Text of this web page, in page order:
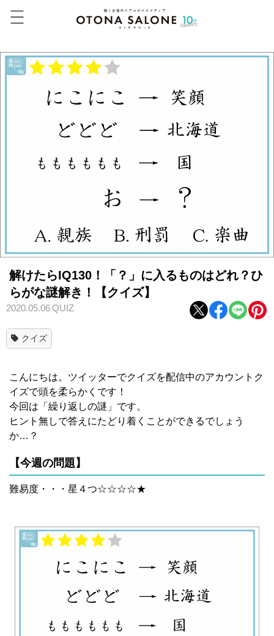
解けたらIQ130！「？」に入るものはどれ？ひ
らがな謎解き！【クイズ】
2020.05.06QUIZ
クイズ
こんにちは。ツイッターでクイズを配信中のアカウントク
イズで頭を柔らかくです！
今回は「繰り返しの謎」です。
ヒント無しで答えにたどり着くことができるでしょう
か…？
【今週の問題】
難易度・・・星４つ☆☆☆☆★